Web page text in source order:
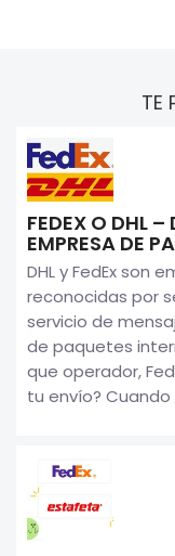
TE
FEDEX O DHL –
EMPRESA DE
DHL y FedEx son
reconocidas por
servicio de
de paquetes
que operador,
tu envío? Cuando